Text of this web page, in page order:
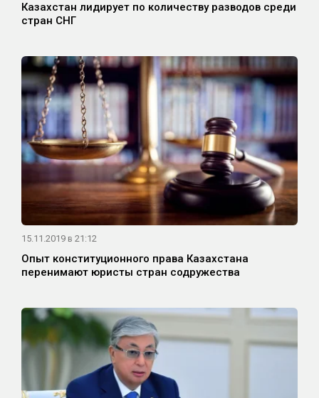
Казахстан лидирует по количеству разводов среди
стран СНГ
15.11.2019 в 21:12
Опыт конституционного права Казахстана
перенимают юристы стран содружества